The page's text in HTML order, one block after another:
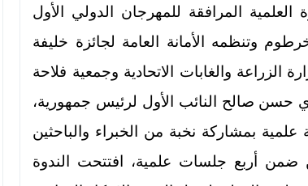
6 ديسمبر 2017 أعمال الندوة العلمية المرافقة للمهرجان الدولي الأول
العاصمة الخرطوم وتنظمه الأمانة العامة لجائزة خليفة
الزراعة والغابات الاتحادية وجمعية فلاحة
حسن صالح النائب الأول لرئيس جمهورية،
الوزراء بالسودان، قدمت فيه 16 ورقة علمية بمشاركة نخبة من الخبراء والباحثين
ضمن أربع جلسات علمية، افتتحت الندوة